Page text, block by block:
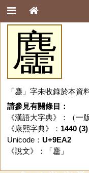
麢
「麢」字未收錄於本資
請參見有關條目：
《漢語大字典》：（一版
《康熙字典》： 1440 (3)
Unicode： U+9EA2
《說文》：「 麢」